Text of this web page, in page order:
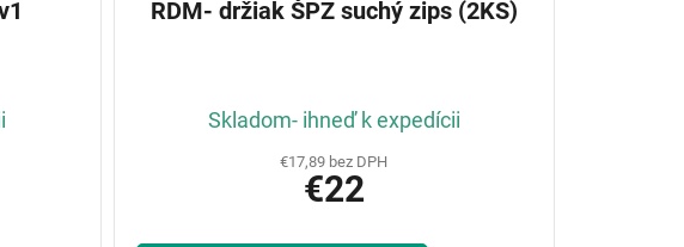
RDM- držiak ŠPZ suchý zips (2KS)
Skladom- ihneď k expedícii
€17,89 bez DPH
€22